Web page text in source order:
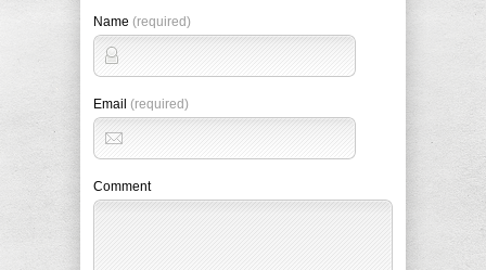
Name (required)
Email (required)
Comment